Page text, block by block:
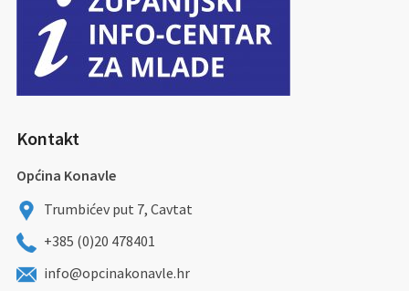
Kontakt
Općina Konavle
Trumbićev put 7, Cavtat
+385 (0)20 478401
info@opcinakonavle.hr